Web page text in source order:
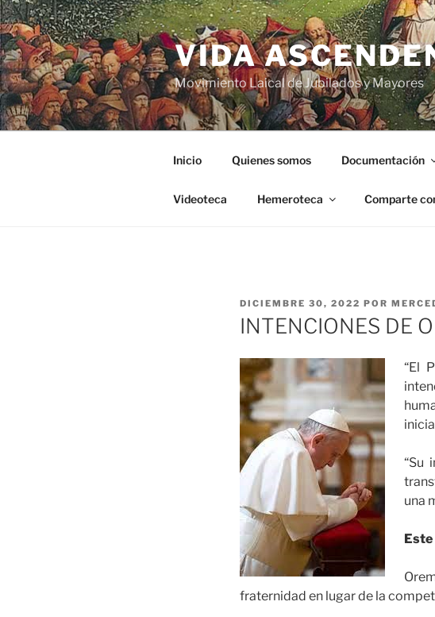
VIDA
Movimiento Laical de Jubilados y Mayores
Inicio Quienes somos Documentación
Videoteca Hemeroteca Comparte
DICIEMBRE 30, 2022 POR
INTENCIONES DE
“El
“Su
una
Este
fraternidad en lugar de la